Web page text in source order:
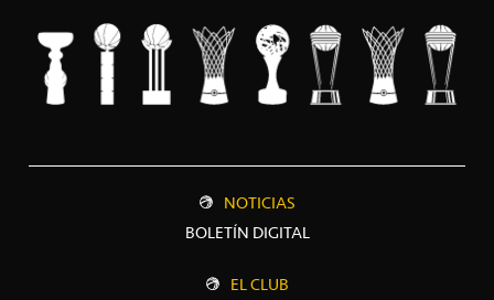
NOTICIAS
BOLETÍN DIGITAL
EL CLUB